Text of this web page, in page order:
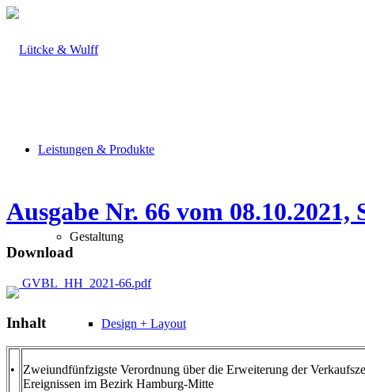
Leistungen & Produkte
Gestaltung
Design + Layout
Ausgabe Nr. 66 vom
Download
GVBL_HH_2021-66.pdf
Inhalt
•
Zweiundfünfzigste Verordnung über die Erweiterung der
Ereignissen im Bezirk Hamburg-Mitte